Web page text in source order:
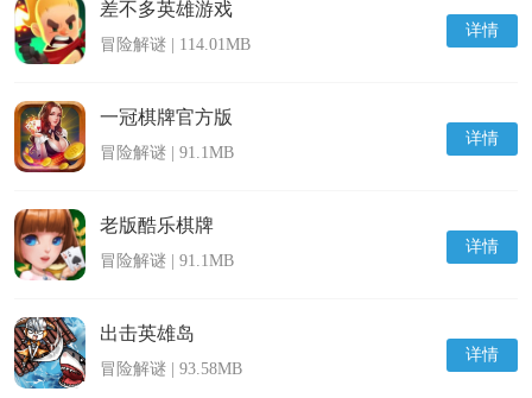
详情
差不多英雄游戏
冒险解谜 | 114.01MB
详情
一冠棋牌官方版
冒险解谜 | 91.1MB
详情
老版酷乐棋牌
冒险解谜 | 91.1MB
详情
出击英雄岛
冒险解谜 | 93.58MB